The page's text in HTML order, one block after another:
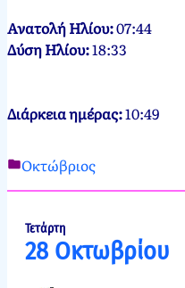
Ανατολή Ηλίου:07:44
Δύση Ηλίου:18:33
Διάρκεια ημέρας:10:49
Νεκτάριος
27
201227
Οκτωβρίου,
Οκτώβριος
Τετάρτη
28 Οκτωβρίου